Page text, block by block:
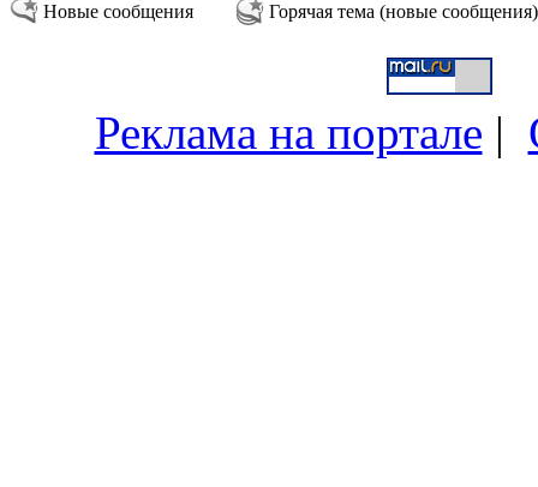
Новые сообщения Горячая тема (новые сообщения)
Реклама на портале |